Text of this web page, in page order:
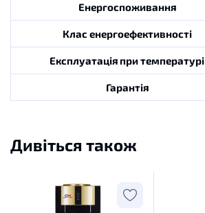
Енергоспоживання
Клас енергоефективності
Експлуатація при температурі
Гарантія
Дивіться також